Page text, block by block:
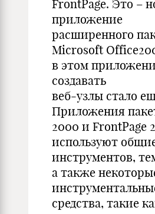
FrontPage. Это –
приложение
расширенного
Microsoft
в этом
создавать
веб-узлы стало
Приложения
2000 и FrontPage
используют
инструментов,
а также
средства, такие